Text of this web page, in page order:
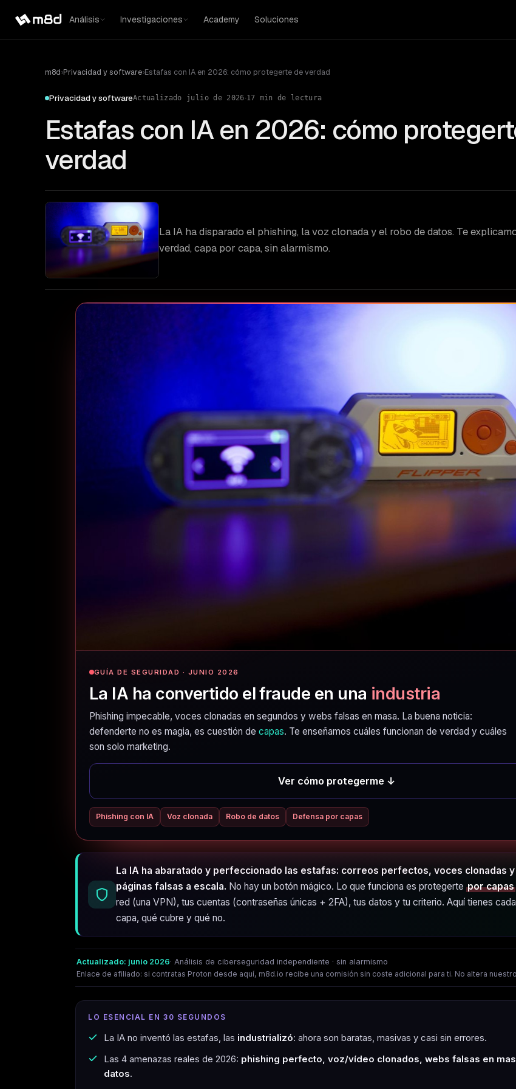
Análisis Investigaciones Academy Soluciones
m8d›Privacidad y software›Estafas con IA en 2026: cómo protegerte de verdad
Privacidad y softwareActualizado julio de 2026·17 min de lectura
Estafas con IA en 2026: cómo
verdad
La IA ha disparado el phishing, la voz clonada y el robo de datos. Te
verdad, capa por capa, sin alarmismo.
GUÍA DE SEGURIDAD · JUNIO 2026
La IA ha convertido el fraude en una industria
Phishing impecable, voces clonadas en segundos y webs falsas en masa. La buena noticia:
defenderte no es magia, es cuestión de capas. Te enseñamos cuáles funcionan de verdad y cuáles
son solo marketing.
Ver cómo protegerme ↓
Phishing con IA Voz clonada Robo de datos Defensa por capas
La IA ha abaratado y perfeccionado las estafas: correos perfectos, voces clonadas y
páginas falsas a escala. No hay un botón mágico. Lo que funciona es protegerte por capas
red (una VPN), tus cuentas (contraseñas únicas + 2FA), tus datos y tu criterio. Aquí tienes cada
capa, qué cubre y qué no.
Actualizado: junio 2026· Análisis de ciberseguridad independiente · sin alarmismo
Enlace de afiliado: si contratas Proton desde aquí, m8d.io recibe una comisión sin coste adicional para ti. No altera
LO ESENCIAL EN 30 SEGUNDOS
La IA no inventó las estafas, las industrializó: ahora son baratas, masivas y casi sin errores.
Las 4 amenazas reales de 2026: phishing perfecto, voz/vídeo clonados, webs falsas en
datos.